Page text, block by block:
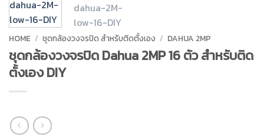
HOME / ชุดกล้องวงจรปิด สำหรับติดตั้งเอง / DAHUA 2MP
ชุดกล้องวงจรปิด Dahua 2MP 16 ตัว สำหรับติด
ตั้งเอง DIY